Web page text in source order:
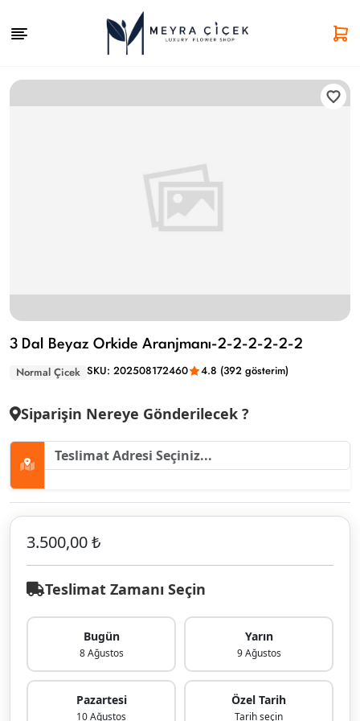
3 Dal Beyaz Orkide Aranjmanı-2-2-2-2-2-2
Normal Çicek SKU: 202508172460 4.8 (392 gösterim)
Siparişin Nereye Gönderilecek ?
3.500,00 ₺
Teslimat Zamanı Seçin
Bugün
8 Ağustos
Yarın
9 Ağustos
Pazartesi
10 Ağustos
Özel Tarih
Tarih seçin